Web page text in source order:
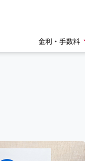
金利・手数料